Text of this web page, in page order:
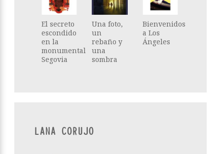
El secreto
escondido
en la
monumental
Segovia
Una foto,
un
rebaño y
una
sombra
Bienvenidos
a Los
Ángeles
LANA CORUJO